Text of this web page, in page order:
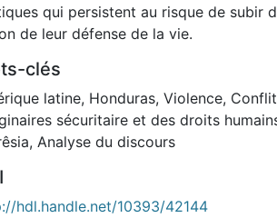
qui persistent au risque de subir
de leur défense de la vie.
clés
latine, Honduras, Violence,
sécuritaire et des droits
, Analyse du discours
hdl.handle.net/10393/42144